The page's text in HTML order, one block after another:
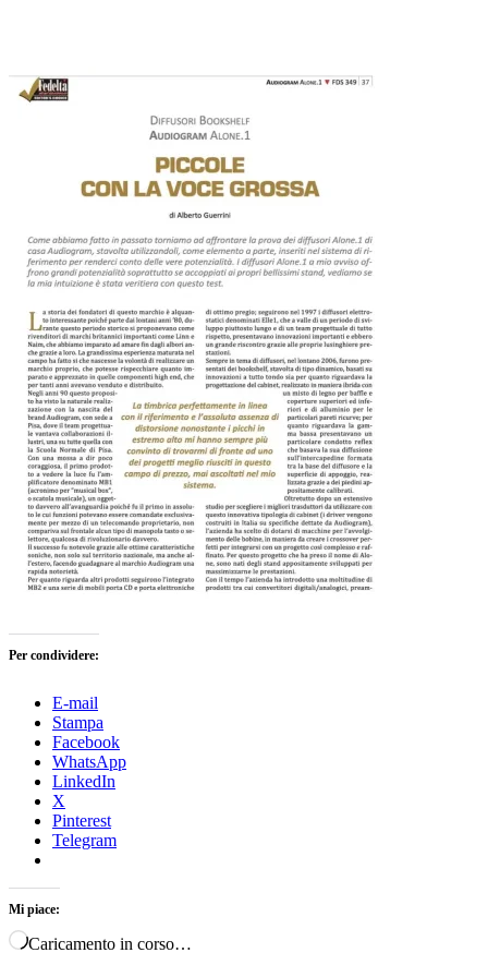
Per condividere:
E-mail
Stampa
Facebook
WhatsApp
LinkedIn
X
Pinterest
Telegram
Mi piace:
Caricamento in corso…